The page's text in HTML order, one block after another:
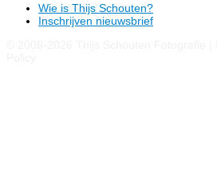
Wie is Thijs Schouten?
Inschrijven nieuwsbrief